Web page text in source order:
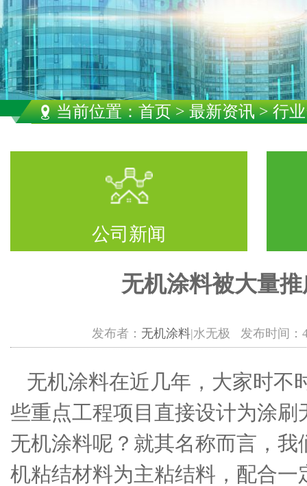
当前位置：首页>最新资讯> 行
公司新闻
无机涂料被大量
发布者： 无机涂料|水无极 发布时间：
无机涂料在近几年，大家时不
些重点工程项目直接设计为涂
无机涂料呢？就其名称而言，
机粘结材料为主粘结料，配合